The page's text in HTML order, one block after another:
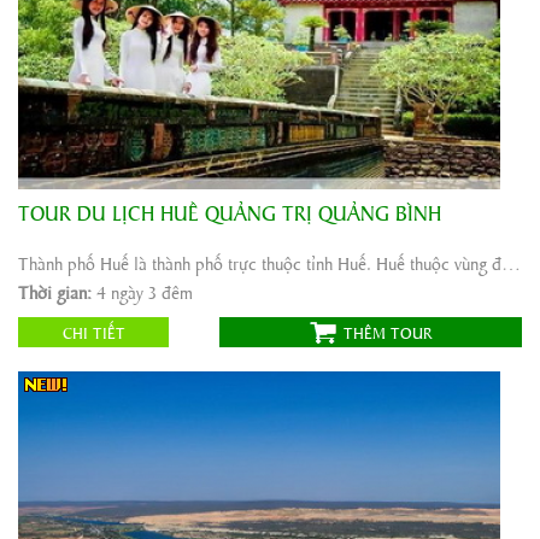
Khởi hành:
Nha Trang, Phú Yên, Ninh Thuận
Thời gian:
4 ngày 3 đêm
Phương tiện: ô tô
Giá tour:2.222.000
TOUR DU LỊCH HUẾ QUẢNG TRỊ QUẢNG BÌNH
Thành phố Huế là thành phố trực thuộc tỉnh Huế. Huế thuộc vùng đồng bằng duyên hải miền Trung Việt ...
Thời gian:4 ngày 3 đêm
CHI TIẾT THÊM TOUR